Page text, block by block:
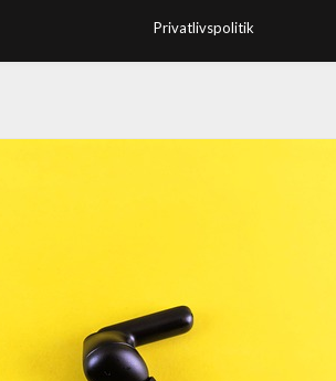
Privatlivspolitik